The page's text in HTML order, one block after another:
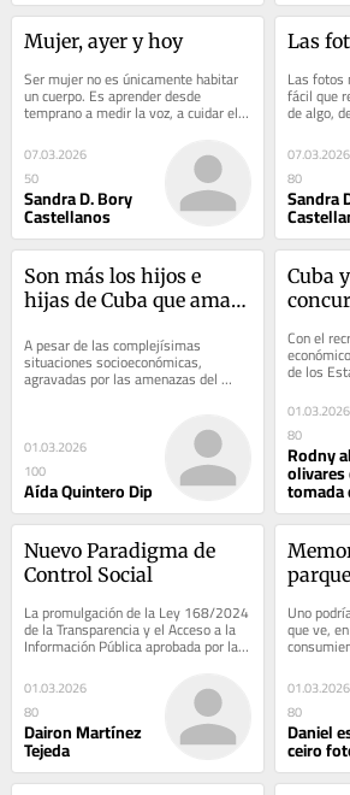
Mujer, ayer y hoy
Ser mujer no es únicamente habitar
un cuerpo. Es aprender desde
temprano a medir la voz, a cuidar el
tono, a doblar la ropa y también el
carácter...
07.03.2026
50
Sandra D. Bory
Castellanos
Las
Las fotos
fácil que
de algo,
los...
07.03.2026
80
Sandra
Son más los hijos e
hijas de Cuba que aman
A pesar de las complejísimas
situaciones socioeconómicas,
agravadas por las amenazas del
imperio y la empecinada pretensión
01.03.2026
100
Aída Quintero Dip
Cuba
Con el
de los
01.03.2026
80
Rodny
tomada
Nuevo Paradigma de
Control Social
La promulgación de la Ley 168/2024
de la Transparencia y el Acceso a la
Información Pública aprobada por la
Asamblea Nacional del Poder Popular
y...
01.03.2026
80
Dairon Martínez
Tejeda
Uno
que ve,
01.03.2026
80
Daniel
ceiro